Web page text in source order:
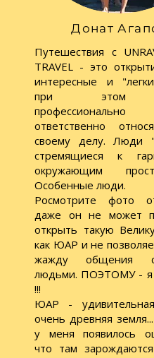
Донат
Путешествия с
TRAVEL - это
интересные и
при этом
ответственно
своему делу. Люди
стремящиеся к
окружающим
Особенные люди.
Pосмотрите фото
даже он не может
открыть такую
как ЮАР и не
жажду общения
людьми. ПОЭТОМУ -
!!!
ЮАР - удивительная
очень древняя
у меня появилось
что там